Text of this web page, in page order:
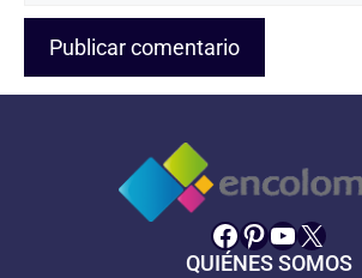
Facebook
Pinterest
YouTube
X
QUIÉNES SOMOS